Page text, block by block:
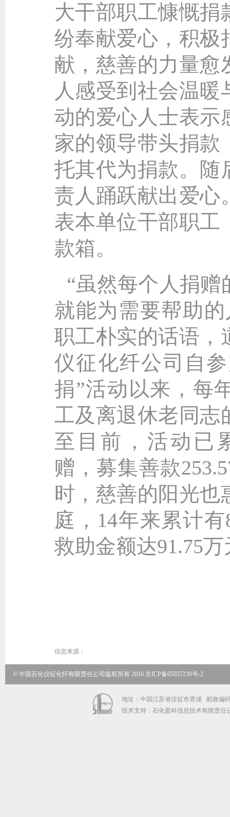
大干部职工慷慨捐
纷奉献爱心，积极
献，慈善的力量愈
人感受到社会温
动的爱心人士表示
家的领导带头捐款
托其代为捐款。随
责人踊跃献出爱心
表本单位干部职工
款箱。
“虽然每个人捐
就能为需要帮助
职工朴实的话语，
仪征化纤公司自
捐”活动以来，每
工及离退休老同志
至目前，活动已
赠，募集善款
时，慈善的阳光也
庭，14年来累计
救助金额达91.75万
信息来源：
© 中国石化仪征化纤有限责任公司版权所有 2016 京ICP备05037230号-2
地址：中国江苏省仪征市胥浦 邮政编
技术支持：石化盈科信息技术有限责任